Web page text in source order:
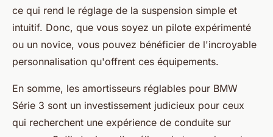
ce qui rend le réglage de la suspension simple et
intuitif. Donc, que vous soyez un pilote expérimenté
ou un novice, vous pouvez bénéficier de l'incroyable
personnalisation qu'offrent ces équipements.
En somme, les amortisseurs réglables pour BMW
Série 3 sont un investissement judicieux pour ceux
qui recherchent une expérience de conduite sur